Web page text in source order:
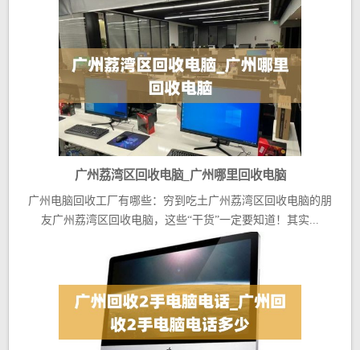
广州荔湾区回收电脑_广州哪里回收电脑
广州电脑回收工厂有哪些：穷到吃土广州荔湾区回收电脑的朋
友广州荔湾区回收电脑，这些“干货”一定要知道！其实...